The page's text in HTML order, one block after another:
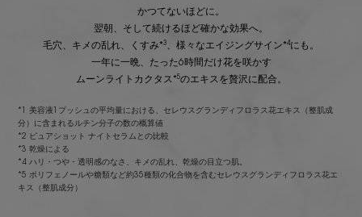
かつてないほどに。
翌朝、そして続けるほど確かな効果へ。
毛穴、キメの乱れ、くすみ*3、様々なエイジングサイン*4にも。
一年に一晩、たった6時間だけ花を咲かす
ムーンライトカクタス*5のエキスを贅沢に配合。
*1 美容液1プッシュの平均量における、セレウスグランディフロラス花エキス（整肌成
分）に含まれるルチン分子の数の概算値
*2 ピュアショット ナイトセラムとの比較
*3 乾燥による
*4 ハリ・つや・透明感のなさ、キメの乱れ、乾燥の目立つ肌。
*5 ポリフェノールや糖類など約35種類の化合物を含むセレウスグランディフロラス花エ
キス（整肌成分）